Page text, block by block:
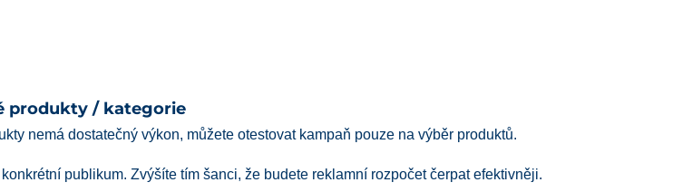
produkty / kategorie
nemá dostatečný výkon, můžete otestovat kampaň pouze na výběr produktů.
publikum. Zvýšíte tím šanci, že budete reklamní rozpočet čerpat efektivněji.